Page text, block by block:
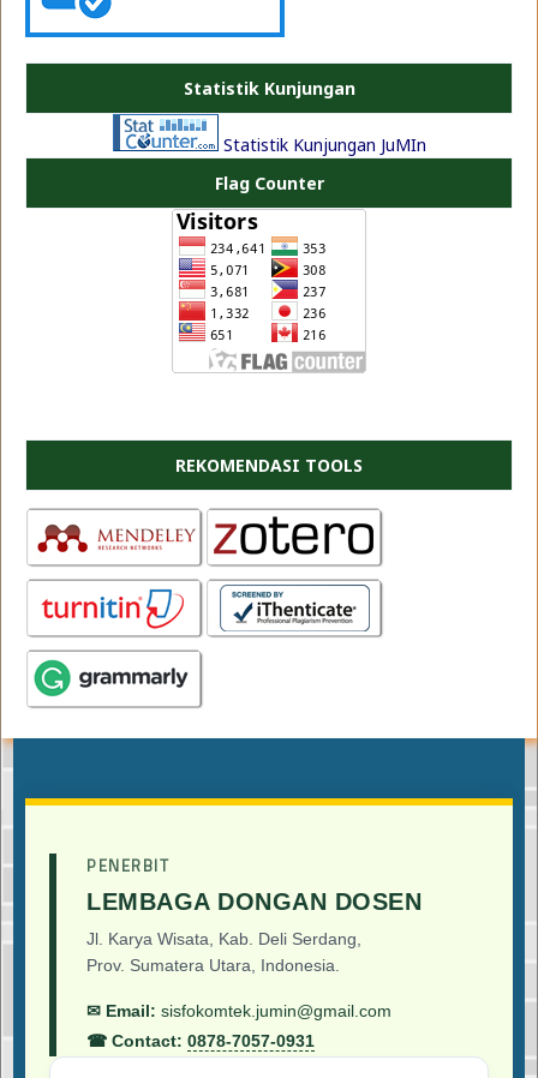
Statistik Kunjungan
Statistik Kunjungan JuMIn
Flag Counter
REKOMENDASI TOOLS
PENERBIT
LEMBAGA DONGAN DOSEN
Jl. Karya Wisata, Kab. Deli Serdang,
Prov. Sumatera Utara, Indonesia.
✉ Email: sisfokomtek.jumin@gmail.com
☎ Contact: 0878-7057-0931